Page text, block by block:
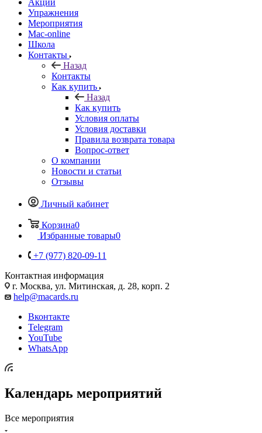
Акции
Упражнения
Мероприятия
Mac-online
Школа
Контакты
Назад
Контакты
Как купить
Назад
Как купить
Условия оплаты
Условия доставки
Правила возврата товара
Вопрос-ответ
О компании
Новости и статьи
Отзывы
Личный кабинет
Корзина0
Избранные товары0
+7 (977) 820-09-11
Контактная информация
г. Москва, ул. Митинская, д. 28, корп. 2
help@macards.ru
Вконтакте
Telegram
YouTube
WhatsApp
Календарь мероприятий
Все мероприятия